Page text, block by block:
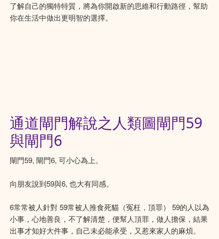
了解自己的獨特特質，將為你開啟新的思維和行動路徑，幫助
你在生活中做出更明智的選擇。
通道閘門解說之人類圖閘門59
與閘門6
閘門59, 閘門6, 可小心為上。
向朋友說到59與6, 也大有同感。
6常常被人針對 59常被人推食死貓（冤枉，頂罪） 59的人以為
小事，心地善良，不了解清楚，便幫人頂罪，做人擔保，結果
出事才知好大件事，自己未必能承受，又惹來家人的麻煩。